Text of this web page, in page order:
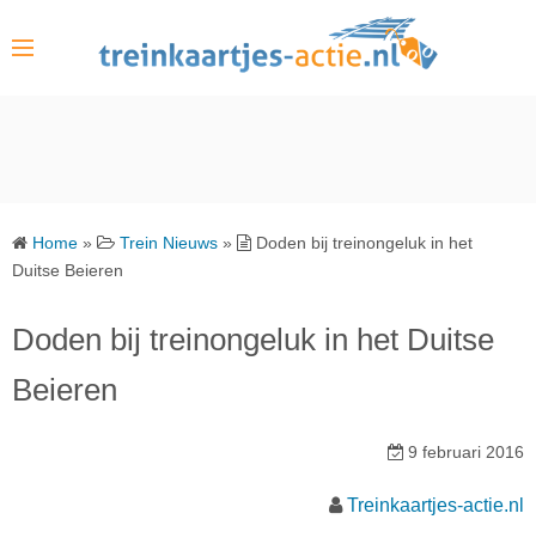
Home » Trein Nieuws »
Doden bij treinongeluk in het
Duitse Beieren
Doden bij treinongeluk in het Duitse
Beieren
9 februari 2016
Treinkaartjes-actie.nl